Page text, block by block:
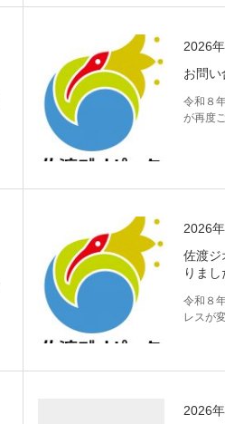
2026
お問い
令和８
が再度
2026
佐渡ジ
りまし
令和８
レスが
2026